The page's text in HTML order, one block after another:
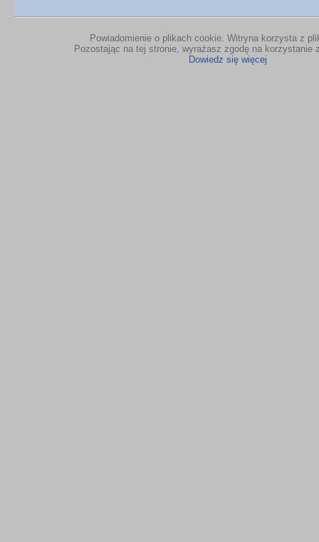
Powiadomienie o plikach cookie. Witryna korzysta z
Pozostając na tej stronie, wyrażasz zgodę na korzystanie
Dowiedz się więcej